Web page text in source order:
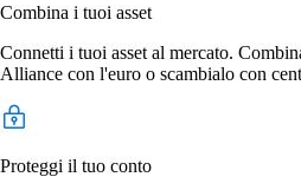
Combina i tuoi asset
Connetti i tuoi asset al mercato.
Alliance con l'euro o scambialo con
Proteggi il tuo conto